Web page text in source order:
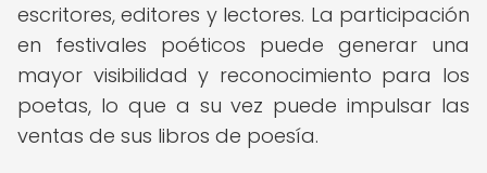
escritores, editores y lectores. La participación
en festivales poéticos puede generar una
mayor visibilidad y reconocimiento para los
poetas, lo que a su vez puede impulsar las
ventas de sus libros de poesía.